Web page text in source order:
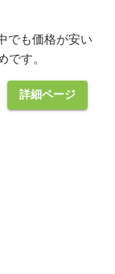
でも価格が安い
です。
詳細ページ